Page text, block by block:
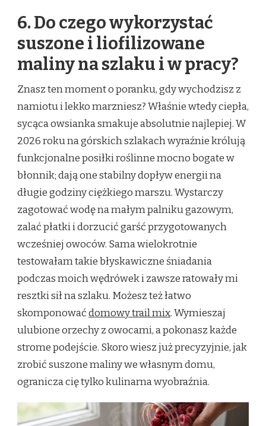
6. Do czego wykorzystać
suszone i liofilizowane
maliny na szlaku i w pracy?
Znasz ten moment o poranku, gdy wychodzisz z
namiotu i lekko marzniesz? Właśnie wtedy ciepła,
sycąca owsianka smakuje absolutnie najlepiej. W
2026 roku na górskich szlakach wyraźnie królują
funkcjonalne posiłki roślinne mocno bogate w
błonnik; dają one stabilny dopływ energii na
długie godziny ciężkiego marszu. Wystarczy
zagotować wodę na małym palniku gazowym,
zalać płatki i dorzucić garść przygotowanych
wcześniej owoców. Sama wielokrotnie
testowałam takie błyskawiczne śniadania
podczas moich wędrówek i zawsze ratowały mi
resztki sił na szlaku. Możesz też łatwo
skomponowaćdomowy trail mix. Wymieszaj
ulubione orzechy z owocami, a pokonasz każde
strome podejście. Skoro wiesz już precyzyjnie, jak
zrobić suszone maliny we własnym domu,
ogranicza cię tylko kulinarna wyobraźnia.